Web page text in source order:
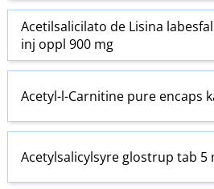
Acetilsalicilato de Lisina
inj oppl 900 mg
Acetyl-l-Carnitine pure encaps
Acetylsalicylsyre glostrup tab 5